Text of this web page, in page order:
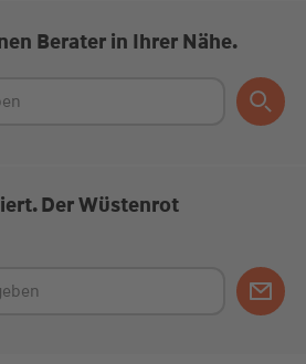
Berater in Ihrer Nähe.
Der Wüstenrot